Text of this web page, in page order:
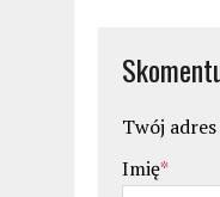
Twój
Imię*